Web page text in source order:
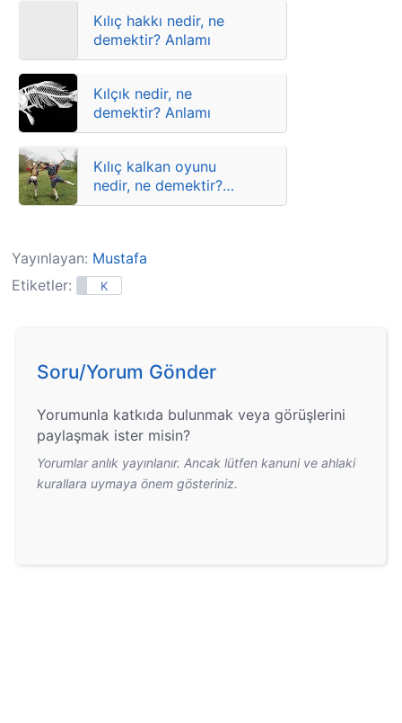
Kılıç hakkı nedir, ne
demektir? Anlamı
Kılçık nedir, ne
demektir? Anlamı
Kılıç kalkan oyunu
nedir, ne demektir?
Anlamı
Yayınlayan: Mustafa
Etiketler:
K
Soru/Yorum Gönder
Yorumunla katkıda bulunmak veya görüşlerini
paylaşmak ister misin?
Yorumlar anlık yayınlanır. Ancak lütfen kanuni ve ahlaki
kurallara uymaya önem gösteriniz.